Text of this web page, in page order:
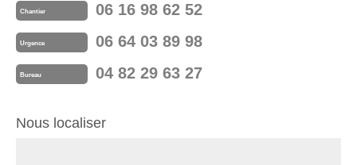
Chantier 06 16 98 62 52
Urgence 06 64 03 89 98
Bureau 04 82 29 63 27
Nous localiser